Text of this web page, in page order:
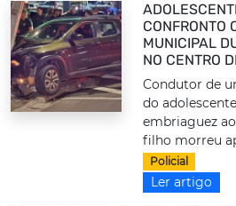
CONFRONTO
MUNICIPAL
NO CENTRO
Condutor de
do
embriaguez
filho morreu
Policial
Ler artigo